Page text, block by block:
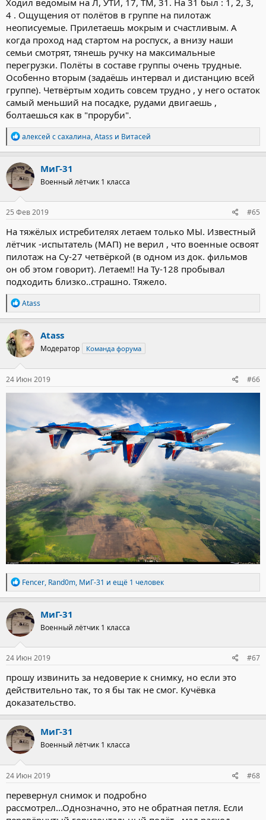
4 . Ощущения от полётов в группе на пилотаж
неописуемые. Прилетаешь мокрым и счастливым. А
когда проход над стартом на роспуск, а внизу наши
семьи смотрят, тянешь ручку на максимальные
перегрузки. Полёты в составе группы очень трудные.
Особенно вторым (задаёшь интервал и дистанцию всей
группе). Четвёртым ходить совсем трудно , у него остаток
самый меньший на посадке, рудами двигаешь ,
болтаешься как в "проруби".
Р
е
а
к
ц
и
и
:
алексей с сахалина,Atass и Витасей
МиГ-31
Военный лётчик 1 класса
25 Фев 2019 #65
На тяжёлых истребителях летаем только МЫ. Известный
лётчик -испытатель (МАП) не верил , что военные освоят
пилотаж на Су-27 четвёркой (в одном из док. фильмов
он об этом говорит). Летаем!! На Ту-128 пробывал
подходить близко..страшно. Тяжело.
Р
е
а
к
ц
и
и
:
Atass
Atass
Модератор Команда форума
24 Июн 2019 #66
Р
е
а
к
ц
и
и
:
Fencer, Rand0m, МиГ-31 и ещё 1 человек
МиГ-31
Военный лётчик 1 класса
24 Июн 2019 #67
прошу извинить за недоверие к снимку, но если это
действительно так, то я бы так не смог. Кучёвка
доказательство.
МиГ-31
Военный лётчик 1 класса
24 Июн 2019 #68
перевернул снимок и подробно
рассмотрел...Однозначно, это не обратная петля. Если